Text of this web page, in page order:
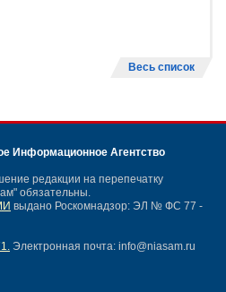
Весь список
Информационное Агентство
редакции на перепечатку
обязательны.
выдано Роскомнадзор: ЭЛ № ФС 77 -
Электронная почта: info@niasam.ru